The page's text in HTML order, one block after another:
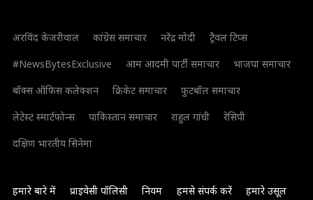
अरविंद केजरीवाल कांग्रेस समाचार नरेंद्र मोदी
ट्रैवल टिप्स
#NewsBytesExclusive
आम आदमी पार्टी समाचार
भाजपा समाचार
बॉक्स ऑफिस कलेक्शन
क्रिकेट समाचार
फुटबॉल समाचार
लेटेस्ट स्मार्टफोन्स
पाकिस्तान समाचार राहुल गांधी
रेसिपी
दक्षिण भारतीय सिनेमा
हमारे बारे में प्राइवेसी पॉलिसी नियम हमसे संपर्क करें हमारे उसूल